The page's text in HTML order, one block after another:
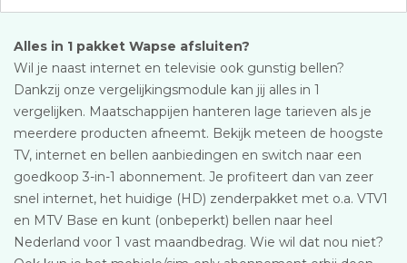
Alles in 1 pakket Wapse afsluiten?
Wil je naast internet en televisie ook gunstig bellen?
Dankzij onze vergelijkingsmodule kan jij alles in 1
vergelijken. Maatschappijen hanteren lage tarieven als je
meerdere producten afneemt. Bekijk meteen de hoogste
TV, internet en bellen aanbiedingen en switch naar een
goedkoop 3-in-1 abonnement. Je profiteert dan van zeer
snel internet, het huidige (HD) zenderpakket met o.a. VTV1
en MTV Base en kunt (onbeperkt) bellen naar heel
Nederland voor 1 vast maandbedrag. Wie wil dat nou niet?